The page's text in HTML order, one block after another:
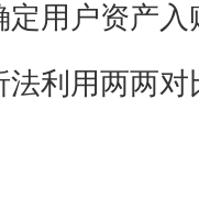
定用户资产
法利用两两